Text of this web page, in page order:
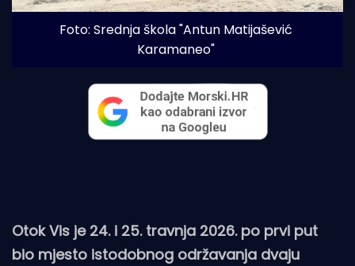
Foto: Srednja škola "Antun Matijašević
Karamaneo"
Otok Vis je 24. i 25. travnja 2026. po prvi put
bio mjesto istodobnog održavanja dvaju